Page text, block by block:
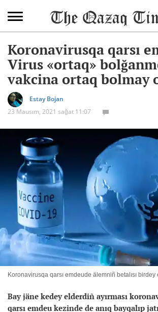
Koronavirusqa qarsı
Virus «ortaq»
vakcina ortaq bolmay
Estay Bojan
23 Mausım, 2021 sağat 11:07
Koronavirusqa qarsı emdeude älemniñ betalısı birdey
Bay jäne kedey elderdiñ ayırması
qarsı emdeu kezinde de anıq bayqalıp